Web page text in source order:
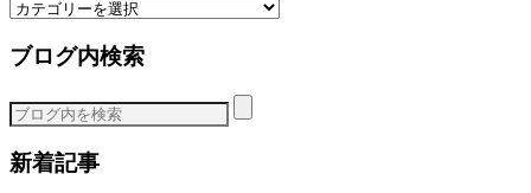
カ
ゴ
ー
ブログ内検索
新着記事